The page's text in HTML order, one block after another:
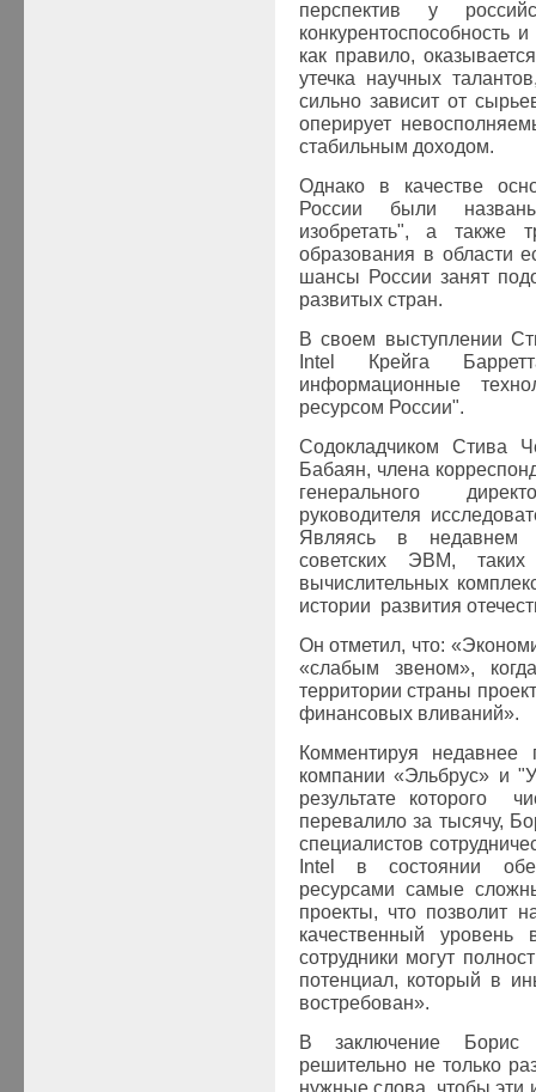
перспектив у
конкурентоспособность
как правило,
утечка научных
сильно зависит от
оперирует
стабильным доходом.
Однако в качестве
России были
изобретать", а также
образования в области
шансы России занят
развитых стран.
В своем выступлении
Intel Крейга
информационные
ресурсом России".
Содокладчиком Стива
Бабаян, члена
генерального
руководителя
Являясь в недавнем
советских ЭВМ,
вычислительных
истории развития
Он отметил, что:
«слабым звеном»,
территории страны
финансовых вливаний».
Комментируя недавнее
компании «Эльбрус» и
результате которого
перевалило за тысячу,
специалистов
Intel в состоянии
ресурсами самые
проекты, что позволит
качественный
сотрудники могут
потенциал, который в
востребован».
В заключение
решительно не только
нужные слова, чтобы эти